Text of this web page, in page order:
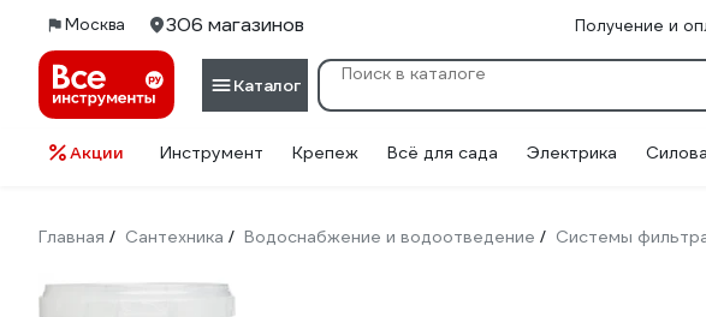
Москва 306 магазинов Получение и
Каталог
Акции Инструмент Крепеж Всё для сада Электрика
Главная / Сантехника / Водоснабжение и водоотведение / Системы